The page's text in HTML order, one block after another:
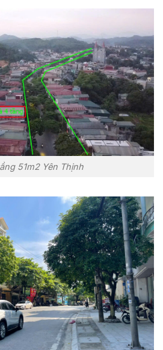
51m2 Yên Thịnh